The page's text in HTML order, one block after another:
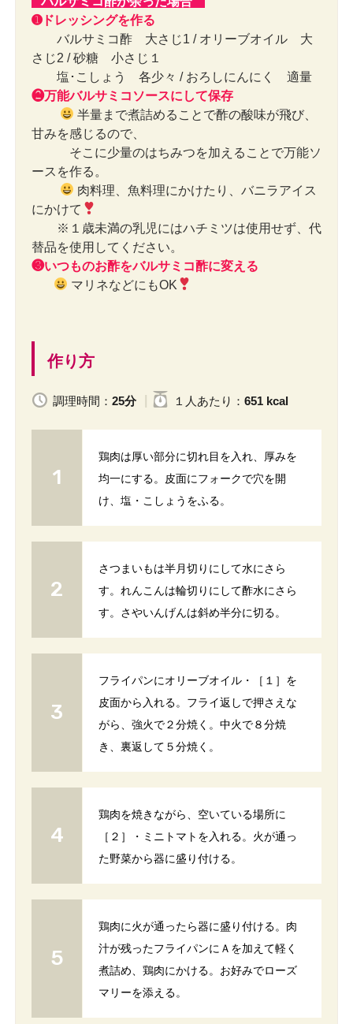
➊ドレッシングを作る
バルサミコ酢 大さじ1 / オリーブオイル 大
さじ2 / 砂糖 小さじ１
塩･こしょう 各少々 / おろしにんにく 適量
❷万能バルサミコソースにして保存
半量まで煮詰めることで酢の酸味が飛び、
甘みを感じるので、
そこに少量のはちみつを加えることで万能ソ
ースを作る。
肉料理、魚料理にかけたり、バニラアイス
にかけて
※１歳未満の乳児にはハチミツは使用せず、代
替品を使用してください。
❸いつものお酢をバルサミコ酢に変える
マリネなどにもOK
作り方
調理時間： 25分 １人 あたり ： 651 kcal
鶏肉は厚い部分に切れ目を入れ、厚みを
均一にする。皮面にフォークで穴を開
け、塩・こしょうをふる。
さつまいもは半月切りにして水にさら
す。れんこんは輪切りにして酢水にさら
す。さやいんげんは斜め半分に切る。
フライパンにオリーブオイル・［１］を
皮面から入れる。フライ返しで押さえな
がら、強火で２分焼く。中火で８分焼
き、裏返して５分焼く。
鶏肉を焼きながら、空いている場所に
［２］・ミニトマトを入れる。火が通っ
た野菜から器に盛り付ける。
鶏肉に火が通ったら器に盛り付ける。肉
汁が残ったフライパンにＡを加えて軽く
煮詰め、鶏肉にかける。お好みでローズ
マリーを添える。